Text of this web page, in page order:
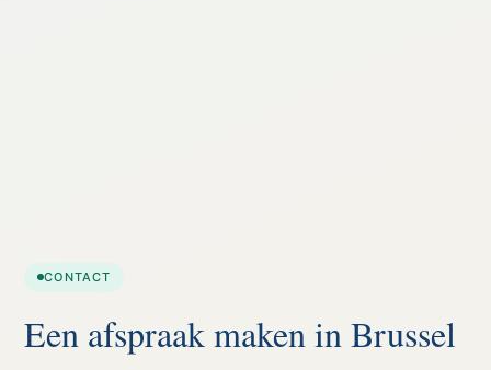
CONTACT
Een afspraak maken in Brussel